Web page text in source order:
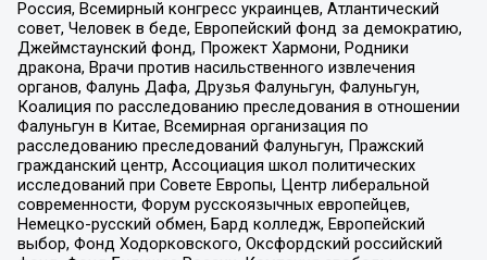
Россия, Всемирный конгресс украинцев, Атлантический
совет, Человек в беде, Европейский фонд за демократию,
Джеймстаунский фонд, Прожект Хармони, Родники
дракона, Врачи против насильственного извлечения
органов, Фалунь Дафа, Друзья Фалуньгун, Фалуньгун,
Коалиция по расследованию преследования в отношении
Фалуньгун в Китае, Всемирная организация по
расследованию преследований Фалуньгун, Пражский
гражданский центр, Ассоциация школ политических
исследований при Совете Европы, Центр либеральной
современности, Форум русскоязычных европейцев,
Немецко-русский обмен, Бард колледж, Европейский
выбор, Фонд Ходорковского, Оксфордский российский